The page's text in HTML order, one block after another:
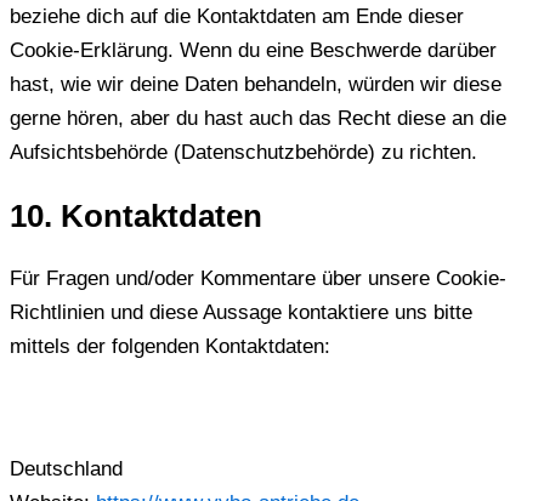
beziehe dich auf die Kontaktdaten am Ende dieser
Cookie-Erklärung. Wenn du eine Beschwerde darüber
hast, wie wir deine Daten behandeln, würden wir diese
gerne hören, aber du hast auch das Recht diese an die
Aufsichtsbehörde (Datenschutzbehörde) zu richten.
10. Kontaktdaten
Für Fragen und/oder Kommentare über unsere Cookie-
Richtlinien und diese Aussage kontaktiere uns bitte
mittels der folgenden Kontaktdaten:
Deutschland